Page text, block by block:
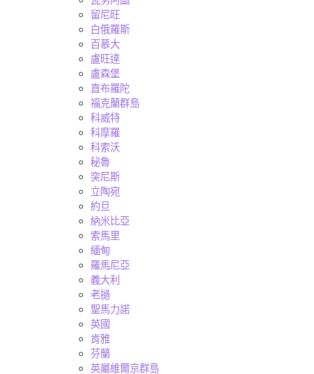
留尼旺
白俄羅斯
百慕大
盧旺達
盧森堡
直布羅陀
福克蘭群島
科威特
科摩羅
科索沃
秘魯
突尼斯
立陶宛
約旦
納米比亞
索馬里
緬甸
羅馬尼亞
義大利
老撾
聖馬力諾
英國
肯雅
芬蘭
英屬維爾京群島